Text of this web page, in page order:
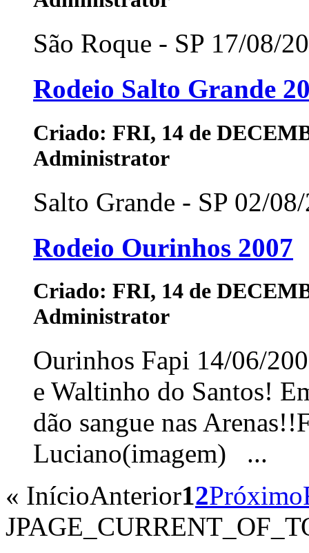
São Roque - SP 17/08/
Rodeio Salto Grande
Criado: FRI, 14 de
Administrator
Salto Grande - SP 02/
Rodeio Ourinhos 2007
Criado: FRI, 14 de
Administrator
Ourinhos Fapi 14/06/
e Waltinho do Santos!
dão sangue nas
Luciano(imagem) ...
« InícioAnterior12Próximo